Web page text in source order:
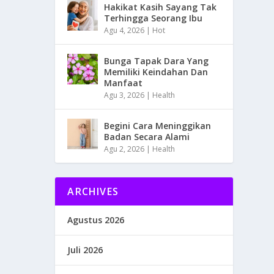
Hakikat Kasih Sayang Tak
Terhingga Seorang Ibu
Agu 4, 2026 | Hot
Bunga Tapak Dara Yang
Memiliki Keindahan Dan
Manfaat
Agu 3, 2026 | Health
Begini Cara Meninggikan
Badan Secara Alami
Agu 2, 2026 | Health
ARCHIVES
Agustus 2026
Juli 2026